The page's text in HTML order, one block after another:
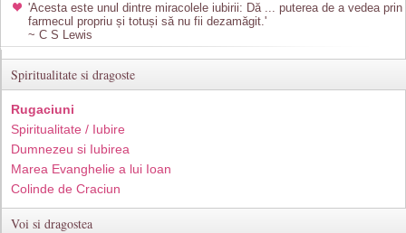
'Acesta este unul dintre miracolele iubirii: Dă ... puterea de a vedea prin
farmecul propriu și totuși să nu fii dezamăgit.'
~ C S Lewis
Spiritualitate si dragoste
Rugaciuni
Spiritualitate / Iubire
Dumnezeu si Iubirea
Marea Evanghelie a lui Ioan
Colinde de Craciun
Voi si dragostea